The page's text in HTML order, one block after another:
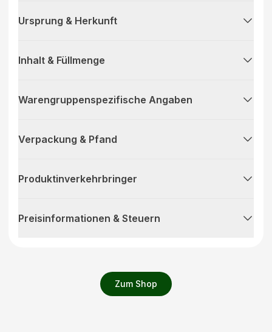
Zum Shop
Ursprung & Herkunft
Inhalt & Füllmenge
Warengruppenspezifische Angaben
Verpackung & Pfand
Produktinverkehrbringer
Preisinformationen & Steuern